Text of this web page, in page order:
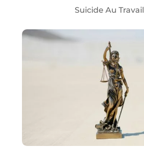
Suicide Au Travail